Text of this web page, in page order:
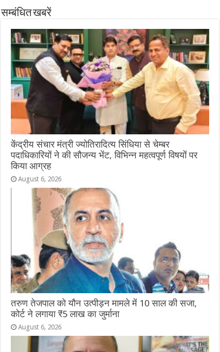
सम्बंधित खबरें
केंद्रीय संचार मंत्री ज्योतिरादित्य सिंधिया से चेम्बर
पदाधिकारियों ने की सौजन्य भेंट, विभिन्न महत्वपूर्ण विषयों पर
किया आग्रह
August 6, 2026
तरुण तेजपाल को यौन उत्पीड़न मामले में 10 साल की सजा,
कोर्ट ने लगाया ₹5 लाख का जुर्माना
August 6, 2026